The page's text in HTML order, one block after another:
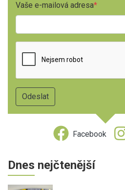
Vaše e-mailová adresa
Facebook
Dnes nejčtenější